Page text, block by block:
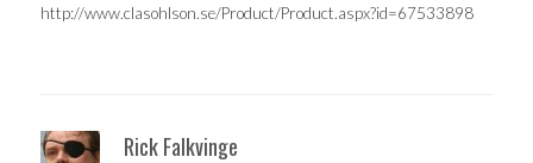
http://www.clasohlson.se/Product/Product.aspx?id=67533898
Rick Falkvinge